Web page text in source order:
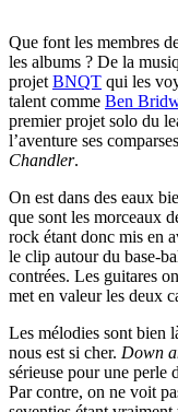
Que font les membres
les albums ? De la
projet BNQT qui les
talent comme Ben
premier projet solo du
l’aventure ses comparses
Chandler.
On est dans des eaux
que sont les morceaux
rock étant donc mis en
le clip autour du base-
contrées. Les guitares
met en valeur les deux
Les mélodies sont bien
nous est si cher. Down
sérieuse pour une perle
Par contre, on ne voit